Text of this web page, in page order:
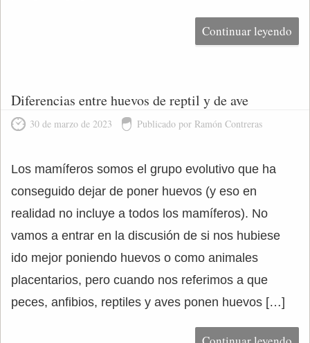
Continuar leyendo
Diferencias entre huevos de reptil y de ave
30 de marzo de 2023 Publicado por Ramón Contreras
Los mamíferos somos el grupo evolutivo que ha
conseguido dejar de poner huevos (y eso en
realidad no incluye a todos los mamíferos). No
vamos a entrar en la discusión de si nos hubiese
ido mejor poniendo huevos o como animales
placentarios, pero cuando nos referimos a que
peces, anfibios, reptiles y aves ponen huevos […]